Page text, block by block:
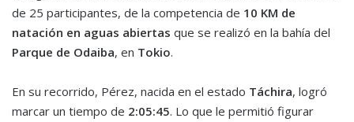
de 25 participantes, de la competencia de 10 KM de
natación en aguas abiertas que se realizó en la bahía del
Parque de Odaiba, en Tokio.
En su recorrido, Pérez, nacida en el estado Táchira, logró
marcar un tiempo de 2:05:45. Lo que le permitió figurar